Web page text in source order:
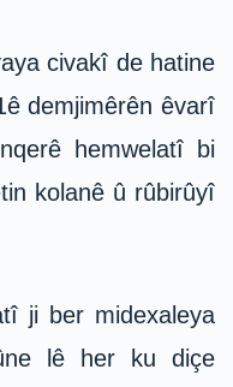
civakî de hatine
demjimêrên êvarî
hemwelatî bi
kolanê û rûbirûyî
ji ber midexaleya
lê her ku diçe